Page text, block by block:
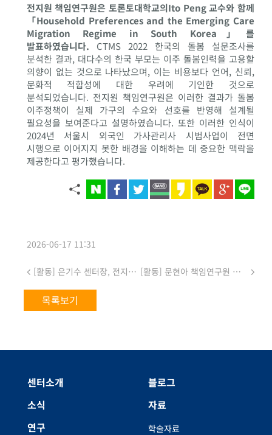
전지원 책임연구원은 토론토대학교의Ito Peng 교수와 함께
「Household Preferences and the Emerging Care
Migration Regime in South Korea」를
발표하였습니다. CTMS 2022 한국의 돌봄 설문조사를
분석한 결과, 대다수의 한국 부모는 이주 돌봄인력을 고용할
의향이 없는 것으로 나타났으며, 이는 비용보다 언어, 신뢰,
문화적 적합성에 대한 우려에 기인한 것으로
분석되었습니다. 전지원 책임연구원은 이러한 결과가 돌봄
이주정책이 실제 가구의 수요와 선호를 반영해 설계될
필요성을 보여준다고 설명하였습니다. 또한 이러한 인식이
2024년 서울시 외국인 가사관리사 시범사업이 전면
시행으로 이어지지 못한 배경을 이해하는 데 중요한 맥락을
제공한다고 평가했습니다.
2026-06-17 11:31
[활동] 은기수 센터장, 전지원 책임연구원 <2026생활시간조사 학술대회> 발표 [활동] 문현아 책임연구원 인권센터 <열린인권강좌> 발표
목록보기
센터소개
소식
연구
블로그
자료
학술자료